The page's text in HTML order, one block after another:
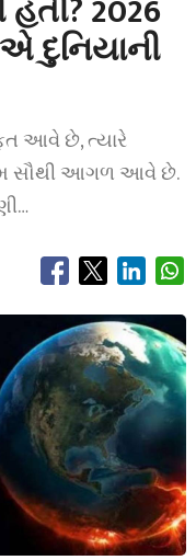
2026
દુનિયાની
આવે છે, ત્યારે
સૌથી આગળ આવે છે.